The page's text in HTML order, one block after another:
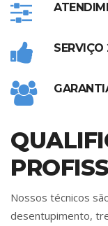
Nossos técnicos
desentupimento,